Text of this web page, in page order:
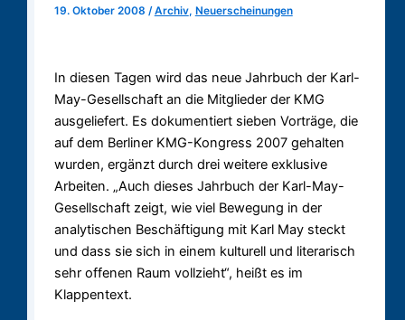
19. Oktober 2008 /Archiv, Neuerscheinungen
In diesen Tagen wird das neue Jahrbuch der Karl-
May-Gesellschaft an die Mitglieder der KMG
ausgeliefert. Es dokumentiert sieben Vorträge, die
auf dem Berliner KMG-Kongress 2007 gehalten
wurden, ergänzt durch drei weitere exklusive
Arbeiten. „Auch dieses Jahrbuch der Karl-May-
Gesellschaft zeigt, wie viel Bewegung in der
analytischen Beschäftigung mit Karl May steckt
und dass sie sich in einem kulturell und literarisch
sehr offenen Raum vollzieht“, heißt es im
Klappentext.